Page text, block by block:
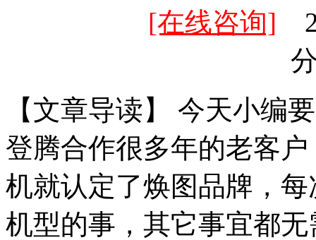
[在线咨询]
【文章导读】 今天小编
登腾合作很多年的老客
机就认定了焕图品牌，
机型的事，其它事宜都